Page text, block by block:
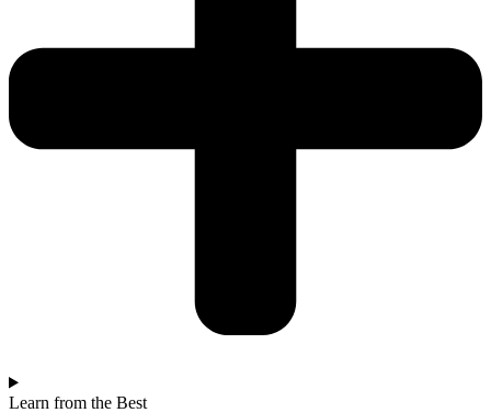
Learn from the Best